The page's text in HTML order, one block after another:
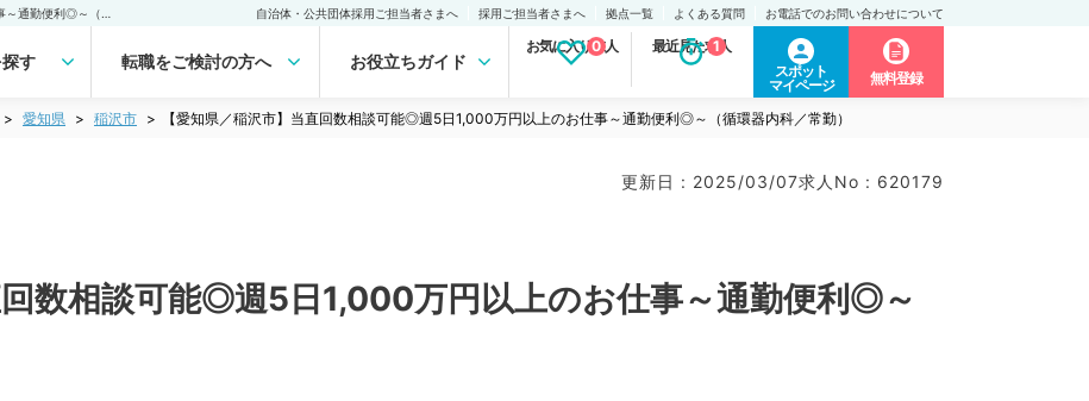
自治体・公共団体採用ご担当者さまへ 採用ご担当者さまへ 拠点一覧 よくある質問 お電話でのお問い合わせについて
す 転職をご検討の方へ お役立ちガイド
お気に入り求人
0 最近見た求人
1
スポット
マイページ
無料登録
愛知県 稲沢市 【愛知県／稲沢市】当直回数相談可能◎週5日1,000万円以上のお仕事～通勤便利◎～（循環器内科／常勤）
更新日 : 2025/03/07求人No : 620179
回数相談可能◎週5日1,000万円以上のお仕事～通勤便利◎～